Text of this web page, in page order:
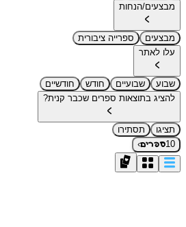
מבצעים/הנחות
מבצעים
ספרייה ציבורית
עלו לאתר
שבוע שבועיים חודש
חודשיים
להציג בתוצאות ספרים שכבר קנית?
תציגו
תסתירו
10ספרים›